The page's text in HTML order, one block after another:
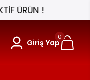
Giriş Yap
0